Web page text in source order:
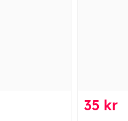
35 kr